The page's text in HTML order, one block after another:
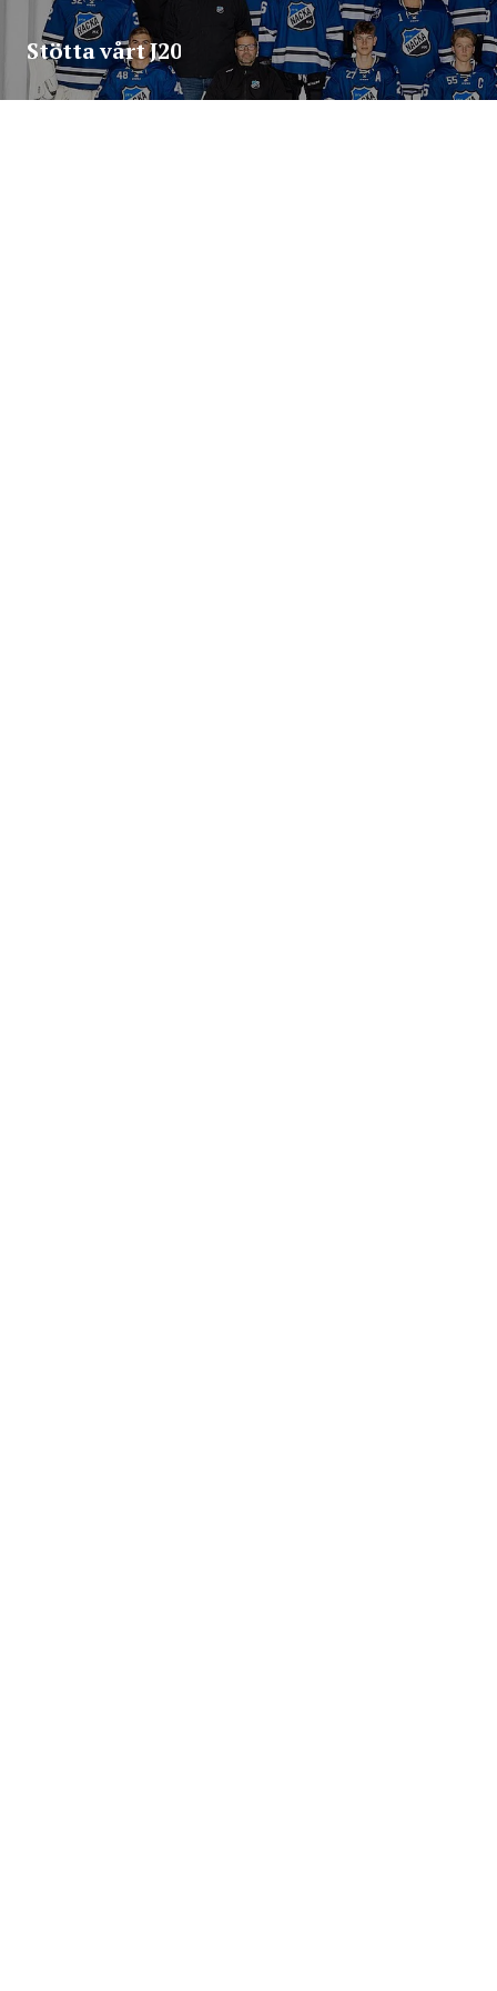
Stötta vårt J20